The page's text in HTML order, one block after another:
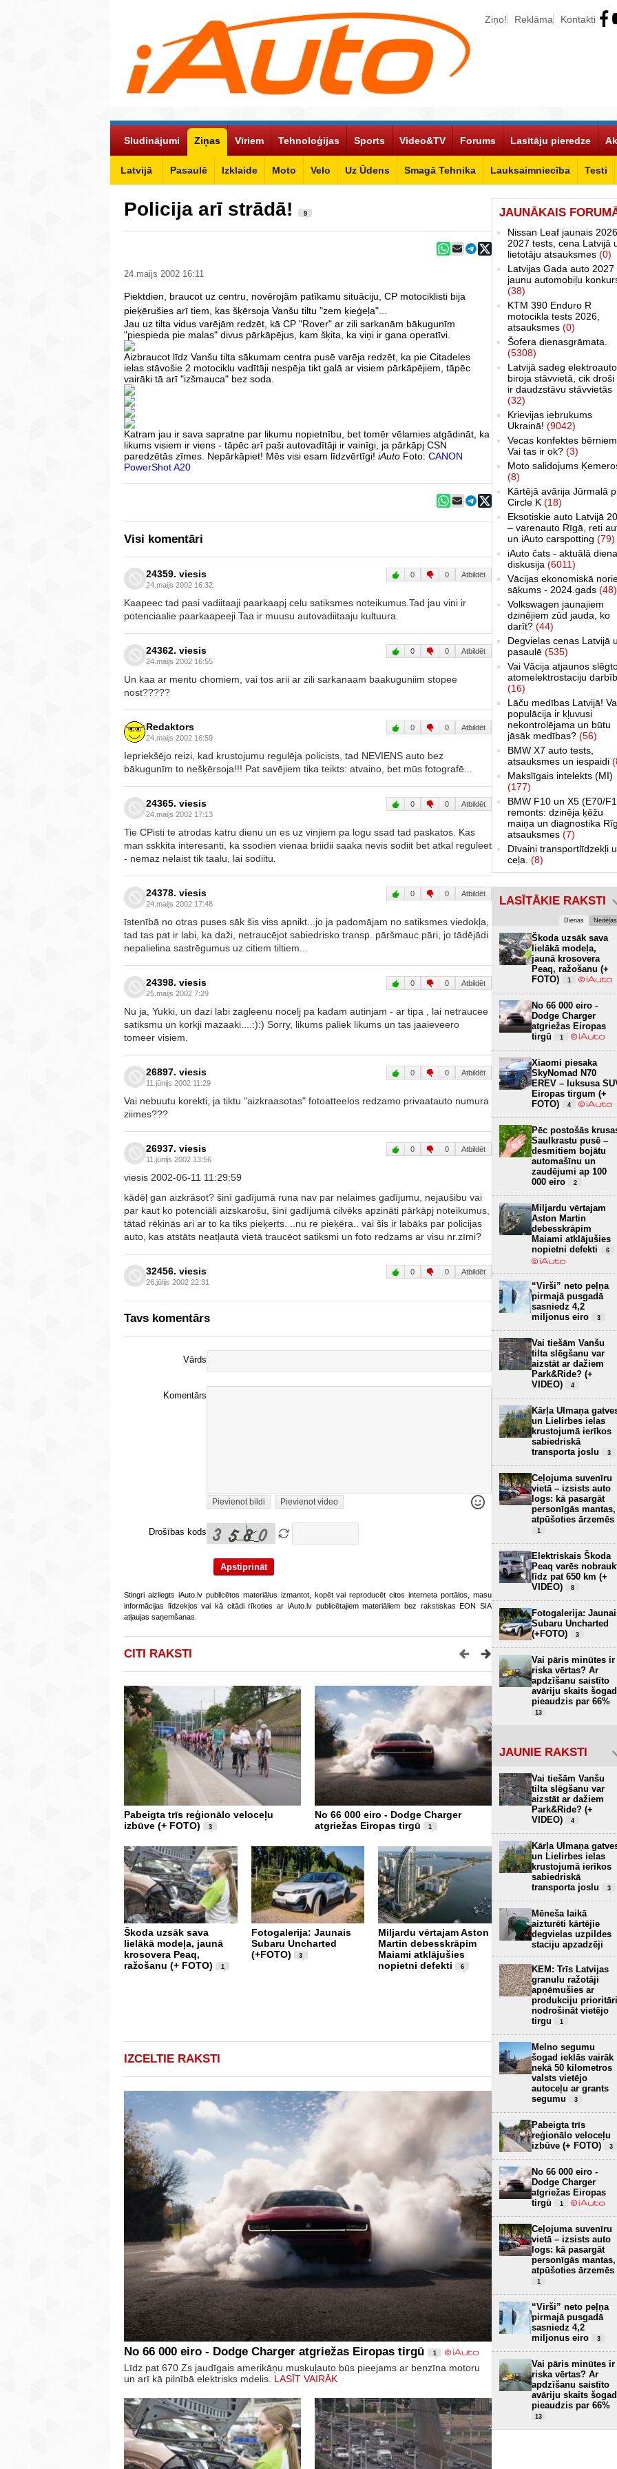
Ziņo! Reklāma Kontakti
Sludinājumi Ziņas
Latvijā Pasaulē Izklaide Moto Velo Uz Ūdens Smagā Tehnika Lauksaimniecība Testi
Vīriem Tehnoloģijas Sports Video&TV Forums Lasītāju pieredze
Policija arī strādā! 9
24.maijs 2002 16:11
Piektdien, braucot uz centru, novērojām patīkamu situāciju, CP motociklisti bija
pieķērušies arī tiem, kas šķērsoja Vanšu tiltu "zem ķieģeļa"...
Jau uz tilta vidus varējām redzēt, kā CP "Rover" ar zili sarkanām bākugunīm
"piespieda pie malas" divus pārkāpējus, kam šķita, ka viņi ir gana operatīvi.
Aizbraucot līdz Vanšu tilta sākumam centra pusē varēja redzēt, ka pie Citadeles
ielas stāvošie 2 motociklu vadītāji nespēja tikt galā ar visiem pārkāpējiem, tāpēc
vairāki tā arī "izšmauca" bez soda.
Katram jau ir sava sapratne par likumu nopietnību, bet tomēr vēlamies atgādināt, ka
likums visiem ir viens - tāpēc arī paši autovadītāji ir vainīgi, ja pārkāpj CSN
paredzētās zīmes. Nepārkāpiet! Mēs visi esam līdzvērtīgi! iAuto Foto: CANON
PowerShot A20
Visi komentāri
24359. viesis
24.maijs 2002 16:32
0 0 Atbildēt
Kaapeec tad pasi vadiitaaji paarkaapj celu satiksmes noteikumus.Tad jau vini ir
potenciaalie paarkaapeeji.Taa ir muusu autovadiitaaju kultuura.
24362. viesis
24.maijs 2002 16:55
0 0 Atbildēt
Un kaa ar mentu chomiem, vai tos arii ar zili sarkanaam baakuguniim stopee
nost?????
Redaktors
24.maijs 2002 16:59
0 0 Atbildēt
Iepriekšējo reizi, kad krustojumu regulēja policists, tad NEVIENS auto bez
bākugunīm to nešķērsoja!!! Pat savējiem tika teikts: atvaino, bet mūs fotografē...
24365. viesis
24.maijs 2002 17:13
0 0 Atbildēt
Tie CPisti te atrodas katru dienu un es uz vinjiem pa logu ssad tad paskatos. Kas
man sskkita interesanti, ka ssodien vienaa briidii saaka nevis sodiit bet atkal reguleet
- nemaz nelaist tik taalu, lai sodiitu.
24378. viesis
24.maijs 2002 17:48
0 0 Atbildēt
īstenībā no otras puses sāk šis viss apnikt...jo ja padomājam no satiksmes viedokļa,
tad tas pat ir labi, ka daži, netraucējot sabiedrisko transp. pāršmauc pāri, jo tādējādi
nepalielina sastrēgumus uz citiem tiltiem...
24398. viesis
25.maijs 2002 7:29
0 0 Atbildēt
Nu ja, Yukki, un dazi labi zagleenu nocelj pa kadam autinjam - ar tipa , lai netraucee
satiksmu un korkji mazaaki....:):) Sorry, likums paliek likums un tas jaaieveero
tomeer visiem.
26897. viesis
11.jūnijs 2002 11:29
0 0 Atbildēt
Vai nebuutu korekti, ja tiktu "aizkraasotas" fotoatteelos redzamo privaatauto numura
ziimes???
26937. viesis
11.jūnijs 2002 13:56
0 0 Atbildēt
viesis 2002-06-11 11:29:59
kādēļ gan aizkrāsot? šinī gadījumā runa nav par nelaimes gadījumu, nejaušibu vai
par kaut ko potenciāli aizskarošu, šinī gadījumā cilvēks apzināti pārkāpj noteikumus,
tātad rēķinās ari ar to ka tiks pieķerts. ..nu re pieķēra.. vai šis ir labāks par policijas
auto, kas atstāts neatļautā vietā traucēot satiksmi un foto redzams ar visu nr.zīmi?
32456. viesis
26.jūlijs 2002 22:31
0 0 Atbildēt
Tavs komentārs
Vārds
Komentārs
Pievienot bildi Pievienot video
Drošības kods
Stingri aizliegts iAuto.lv publicētos materiālus izmantot, kopēt vai reproducēt citos interneta portālos, masu
informācijas līdzekļos vai kā citādi rīkoties ar iAuto.lv publicētajiem materiāliem bez rakstiskas EON SIA
atļaujas saņemšanas.
CITI RAKSTI
Pabeigta trīs reģionālo veloceļu
izbūve (+ FOTO)
3
No 66 000 eiro - Dodge Charger
atgriežas Eiropas tirgū
1
Škoda uzsāk sava
lielākā modeļa, jaunā
krosovera Peaq,
ražošanu (+ FOTO)
1
Fotogalerija: Jaunais
Subaru Uncharted
(+FOTO)
3
Miljardu vērtajam Aston
Martin debesskrāpim
Maiami atklājušies
nopietni defekti
6
Arī Mercedes atgriezīs
pogas, tomēr ekrāni
Pēc postošās krusas
Saulkrastu pusē –
desmitiem bojātu
automašīnu un
zaudējumi ap 100 000
eiro
IZCELTIE RAKSTI
No 66 000 eiro - Dodge Charger atgriežas Eiropas tirgū 1
Līdz pat 670 Zs jaudīgais amerikāņu muskuļauto būs pieejams ar benzīna motoru
un arī kā pilnībā elektrisks mdelis. LASĪT VAIRĀK
JAUNĀKAIS
Nissan Leaf jaunais
2027 tests, cena Latvijā
lietotāju atsauksmes (0)
Latvijas Gada auto 2027
jaunu automobiļu
(38)
KTM 390 Enduro R
motocikla tests 2026,
atsauksmes (0)
Šofera dienasgrāmata.
(5308)
Latvijā sadeg elektroauto
biroja stāvvietā, cik droši
ir daudzstāvu stāvvietās
(32)
Krievijas iebrukums
Ukrainā! (9042)
Vecas konfektes
Vai tas ir ok? (3)
Moto salidojums
(8)
Kārtējā avārija Jūrmalā
Circle K (18)
Eksotiskie auto Latvijā
– varenauto Rīgā, reti
un iAuto carspotting (79)
iAuto čats - aktuālā
diskusija (6011)
Vācijas ekonomiskā
sākums - 2024.gads (48)
Volkswagen jaunajiem
dzinējiem zūd jauda, ko
darīt? (44)
Degvielas cenas Latvijā
pasaulē (535)
Vai Vācija atjaunos
atomelektrostaciju
(16)
Lāču medības Latvijā!
populācija ir kļuvusi
nekontrolējama un būtu
jāsāk medības? (56)
BMW X7 auto tests,
atsauksmes un iespaidi
Makslīgais intelekts (MI)
(177)
BMW F10 un X5 (E70/
remonts: dzinēja ķēžu
maiņa un diagnostika
atsauksmes (7)
Dīvaini transportlīdzekļi
ceļa. (8)
LASĪTĀKIE RAKSTI
Dienas Nedēļas
Škoda uzsāk sava
lielākā modeļa,
jaunā krosovera
Peaq, ražošanu (+
FOTO)
1
No 66 000 eiro -
Dodge Charger
atgriežas Eiropas
tirgū
1
Xiaomi piesaka
SkyNomad N70
EREV – luksusa
Eiropas tirgum (+
FOTO)
4
Pēc postošās
Saulkrastu pusē –
desmitiem bojātu
automašīnu un
zaudējumi ap 100
000 eiro
2
Miljardu vērtajam
Aston Martin
debesskrāpim
Maiami atklājušies
nopietni defekti
6
“Virši” neto peļņa
pirmajā pusgadā
sasniedz 4,2
miljonus eiro
3
Vai tiešām Vanšu
tilta slēgšanu var
aizstāt ar dažiem
Park&Ride? (+
VIDEO)
4
Kārļa Ulmaņa
un Lielirbes ielas
krustojumā ierīkos
sabiedriskā
transporta joslu
3
Ceļojuma suvenīru
vietā – izsists auto
logs: kā pasargāt
personīgās mantas,
atpūšoties ārzemēs
1
Elektriskais Škoda
Peaq varēs
līdz pat 650 km (+
VIDEO)
8
Fotogalerija:
Subaru Uncharted
(+FOTO)
3
Vai pāris minūtes ir
riska vērtas? Ar
apdzīšanu saistīto
avāriju skaits šogad
pieaudzis par 66%
13
JAUNIE RAKSTI
Vai tiešām Vanšu
tilta slēgšanu var
aizstāt ar dažiem
Park&Ride? (+
VIDEO)
4
Kārļa Ulmaņa
un Lielirbes ielas
krustojumā ierīkos
sabiedriskā
transporta joslu
3
Mēneša laikā
aizturēti kārtējie
degvielas uzpildes
staciju apzadzēji
KEM: Trīs Latvijas
granulu ražotāji
apņēmušies ar
produkciju prioritāri
nodrošināt vietējo
tirgu
1
Melno segumu
šogad ieklās vairāk
nekā 50 kilometros
valsts vietējo
autoceļu ar grants
segumu
3
Pabeigta trīs
reģionālo veloceļu
izbūve (+ FOTO)
3
No 66 000 eiro -
Dodge Charger
atgriežas Eiropas
tirgū
1
Ceļojuma suvenīru
vietā – izsists auto
logs: kā pasargāt
personīgās mantas,
atpūšoties ārzemēs
1
“Virši” neto peļņa
pirmajā pusgadā
sasniedz 4,2
miljonus eiro
3
Vai pāris minūtes ir
riska vērtas? Ar
apdzīšanu saistīto
avāriju skaits šogad
pieaudzis par 66%
13